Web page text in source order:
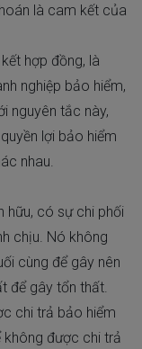
là cam kết của
hợp đồng, là
nghiệp bảo hiểm,
nguyên tắc này,
lợi bảo hiểm
nhau.
hữu, có sự chi phối
chịu. Nó không
cùng để gây nên
để gây tổn thất.
chi trả bảo hiểm
được chi trả